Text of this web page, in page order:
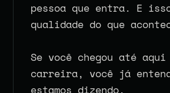
pessoa que entra. E
qualidade do que
Se você chegou até aqui
carreira, você já
estamos dizendo.